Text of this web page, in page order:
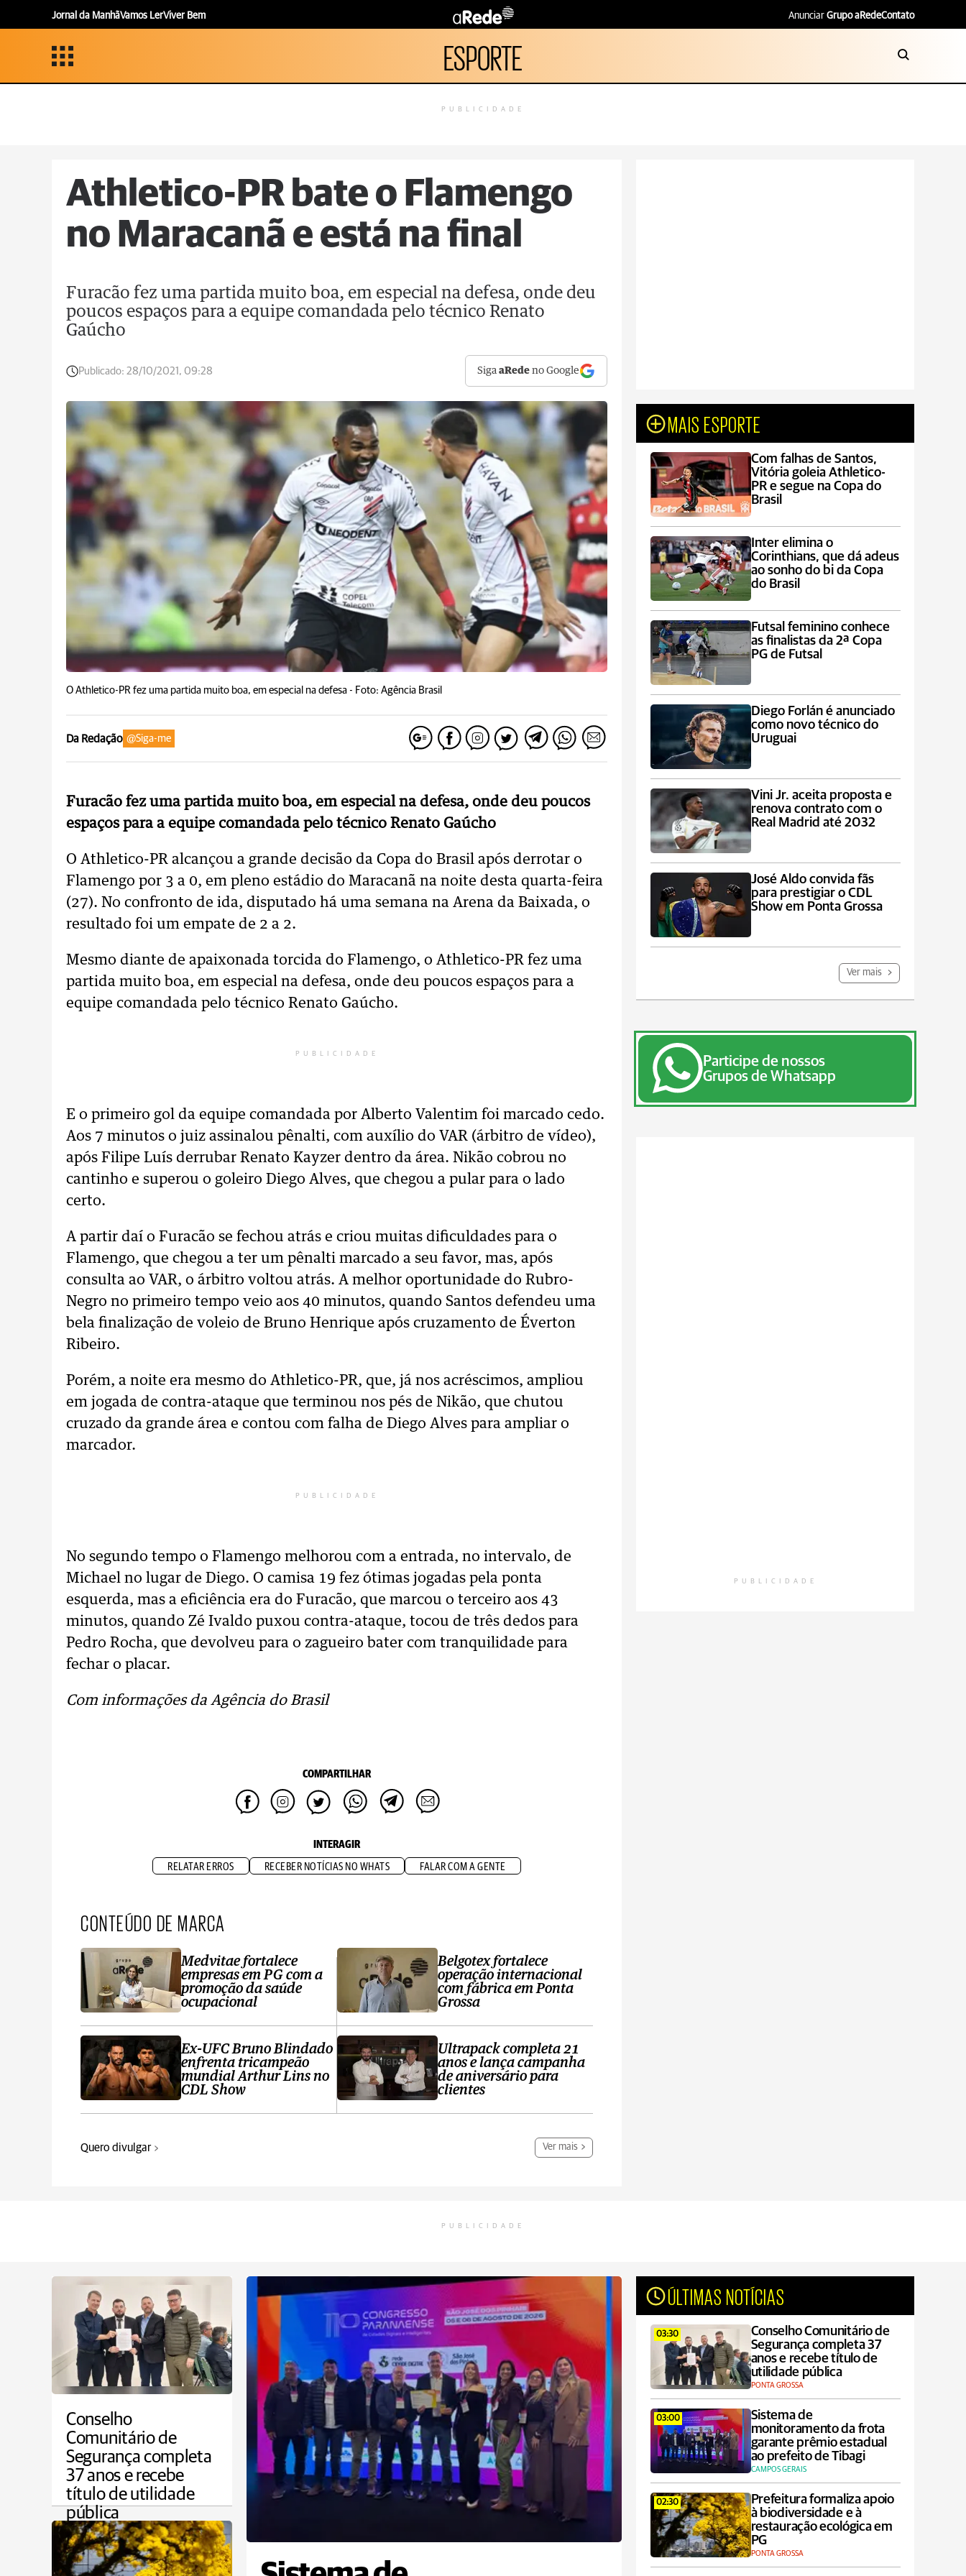
Jornal da ManhãVamos LerViver Bem Anunciar Grupo aRedeContato
ESPORTE
PUBLICIDADE
Athletico-PR bate o Flamengo
no Maracanã e está na final
Furacão fez uma partida muito boa, em especial na defesa, onde deu
poucos espaços para a equipe comandada pelo técnico Renato
Gaúcho
Publicado: 28/10/2021, 09:28 SigaaRede no Google
O Athletico-PR fez uma partida muito boa, em especial na defesa - Foto: Agência Brasil
Da Redação @Siga-me
Furacão fez uma partida muito boa, em especial na defesa, onde deu poucos
espaços para a equipe comandada pelo técnico Renato Gaúcho
O Athletico-PR alcançou a grande decisão da Copa do Brasil após derrotar o
Flamengo por 3 a 0, em pleno estádio do Maracanã na noite desta quarta-feira
(27). No confronto de ida, disputado há uma semana na Arena da Baixada, o
resultado foi um empate de 2 a 2.
Mesmo diante de apaixonada torcida do Flamengo, o Athletico-PR fez uma
partida muito boa, em especial na defesa, onde deu poucos espaços para a
equipe comandada pelo técnico Renato Gaúcho.
PUBLICIDADE
E o primeiro gol da equipe comandada por Alberto Valentim foi marcado cedo.
Aos 7 minutos o juiz assinalou pênalti, com auxílio do VAR (árbitro de vídeo),
após Filipe Luís derrubar Renato Kayzer dentro da área. Nikão cobrou no
cantinho e superou o goleiro Diego Alves, que chegou a pular para o lado
certo.
A partir daí o Furacão se fechou atrás e criou muitas dificuldades para o
Flamengo, que chegou a ter um pênalti marcado a seu favor, mas, após
consulta ao VAR, o árbitro voltou atrás. A melhor oportunidade do Rubro-
Negro no primeiro tempo veio aos 40 minutos, quando Santos defendeu uma
bela finalização de voleio de Bruno Henrique após cruzamento de Éverton
Ribeiro.
Porém, a noite era mesmo do Athletico-PR, que, já nos acréscimos, ampliou
em jogada de contra-ataque que terminou nos pés de Nikão, que chutou
cruzado da grande área e contou com falha de Diego Alves para ampliar o
marcador.
PUBLICIDADE
No segundo tempo o Flamengo melhorou com a entrada, no intervalo, de
Michael no lugar de Diego. O camisa 19 fez ótimas jogadas pela ponta
esquerda, mas a eficiência era do Furacão, que marcou o terceiro aos 43
minutos, quando Zé Ivaldo puxou contra-ataque, tocou de três dedos para
Pedro Rocha, que devolveu para o zagueiro bater com tranquilidade para
fechar o placar.
Com informações da Agência do Brasil
COMPARTILHAR
INTERAGIR
RELATAR ERROS RECEBER NOTÍCIAS NO WHATS FALAR COM A GENTE
CONTEÚDO DE MARCA
Medvitae fortalece
empresas em PG com a
promoção da saúde
ocupacional
Ex-UFC Bruno Blindado
enfrenta tricampeão
mundial Arthur Lins no
CDL Show
Belgotex fortalece
operação internacional
com fábrica em Ponta
Grossa
Ultrapack completa 21
anos e lança campanha
de aniversário para
clientes
Quero divulgar Ver mais
MAIS ESPORTE
Com falhas de Santos,
Vitória goleia Athletico-
PR e segue na Copa do
Brasil
Inter elimina o
Corinthians, que dá adeus
ao sonho do bi da Copa
do Brasil
Futsal feminino conhece
as finalistas da 2ª Copa
PG de Futsal
Diego Forlán é anunciado
como novo técnico do
Uruguai
Vini Jr. aceita proposta e
renova contrato com o
Real Madrid até 2032
José Aldo convida fãs
para prestigiar o CDL
Show em Ponta Grossa
Ver mais
Participe de nossos
Grupos de Whatsapp
PUBLICIDADE
PUBLICIDADE
Conselho
Comunitário de
Segurança completa
37 anos e recebe
título de utilidade
pública
PONTA GROSSA
ÚLTIMAS NOTÍCIAS
03:30
Conselho Comunitário de
Segurança completa 37
anos e recebe título de
utilidade pública
PONTA GROSSA
03:00
Sistema de
monitoramento da frota
garante prêmio estadual
ao prefeito de Tibagi
CAMPOS GERAIS
02:30
Prefeitura formaliza apoio
à biodiversidade e à
restauração ecológica em
PG
PONTA GROSSA